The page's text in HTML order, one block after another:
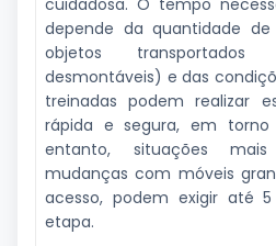
cuidadosa. O tempo
depende da quantidade
objetos transportados
desmontáveis) e das
treinadas podem realizar
rápida e segura, em
entanto, situações
mudanças com móveis
acesso, podem exigir até
etapa.